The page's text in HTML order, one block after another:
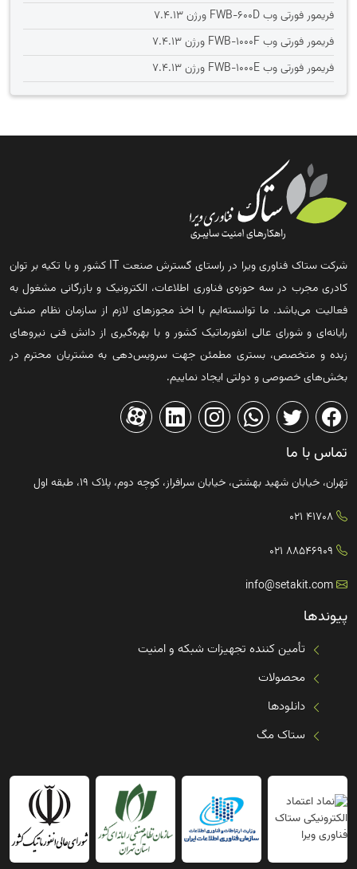
فریمور فورتی وب FWB-600D ورژن 7.4.13
فریمور فورتی وب FWB-1000F ورژن 7.4.13
فریمور فورتی وب FWB-1000E ورژن 7.4.13
شرکت ستاک فناوری ویرا در راستای گسترش صنعت IT کشور و با تکیه بر توان
کادری مجرب در سه حوزه‌ی فناوری اطلاعات، الکترونیک و بازرگانی مشغول به
فعالیت می‌باشد. ما توانسته‌ایم با اخذ مجوزهای لازم از سازمان نظام صنفی
رایانه‌ای و شورای عالی انفورماتیک کشور و با بهره‌گیری از دانش فنی نیروهای
زبده و متخصص، بستری مطمئن جهت سرویس‌دهی به مشتریان محترم در
بخش‌های خصوصی و دولتی ایجاد نماییم.
تماس با ما
تهران، خیابان شهید بهشتی، خیابان سرافراز، کوچه دوم، پلاک ۱۹، طبقه اول
41708 021
88546909 021
info@setakit.com
پیوندها
تأمین کننده تجهیزات شبکه و امنیت
محصولات
دانلودها
ستاک مگ